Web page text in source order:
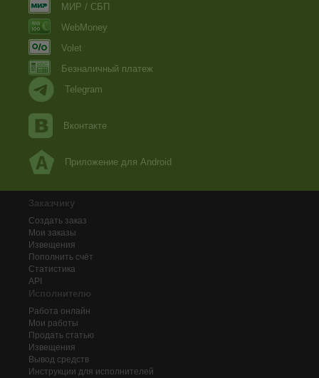
МИР / СБП
WebMoney
Volet
Безналичный платеж
Telegram
Вконтакте
Приложение для Android
Заказчику
Создать заказ
Мои заказы
Извещения
Пополнить счёт
Статистика
API
Исполнителю
Работа онлайн
Мои работы
Продать статью
Извещения
Вывод средств
Инструкции для исполнителей